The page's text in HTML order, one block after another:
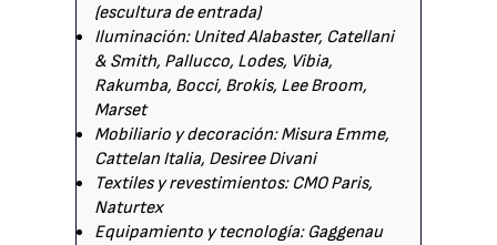
(escultura de entrada)
Iluminación: United Alabaster, Catellani
& Smith, Pallucco, Lodes, Vibia,
Rakumba, Bocci, Brokis, Lee Broom,
Marset
Mobiliario y decoración: Misura Emme,
Cattelan Italia, Desiree Divani
Textiles y revestimientos: CMO Paris,
Naturtex
Equipamiento y tecnología: Gaggenau